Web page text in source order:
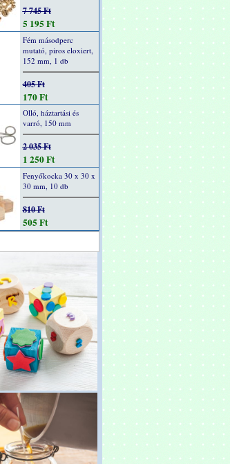
7 745 Ft
5 195 Ft
Fém másodperc
mutató, piros eloxiert,
152 mm, 1 db
405 Ft
170 Ft
Olló, háztartási és
varró, 150 mm
2 035 Ft
1 250 Ft
Fenyőkocka 30 x 30 x
30 mm, 10 db
810 Ft
505 Ft